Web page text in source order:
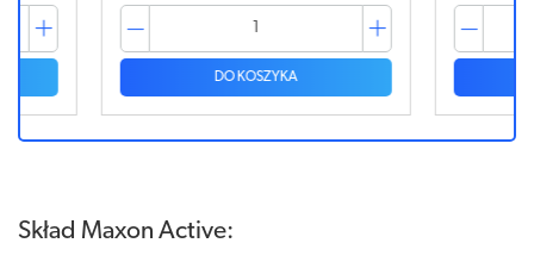
DO KOSZYKA
Skład Maxon Active: